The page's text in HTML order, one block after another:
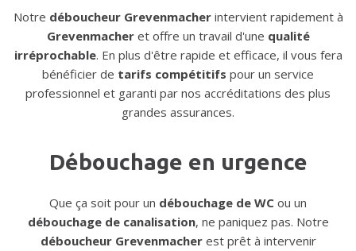
Notre déboucheur Grevenmacherintervient rapidement à
Grevenmacheret offre un travail d'une qualité
irréprochable. En plus d'être rapide et efficace, il vous fera
bénéficier de tarifs compétitifs pour un service
professionnel et garanti par nos accréditations des plus
grandes assurances.
Débouchage en urgence
Que ça soit pour un débouchage de WC ou un
débouchage de canalisation, ne paniquez pas. Notre
déboucheur Grevenmacherest prêt à intervenir